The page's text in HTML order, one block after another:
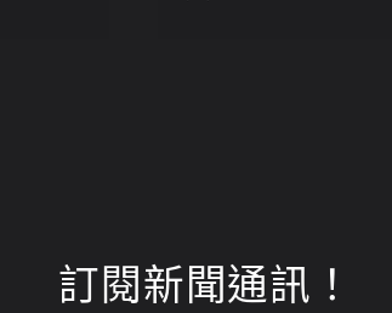
訂閱新聞通訊！